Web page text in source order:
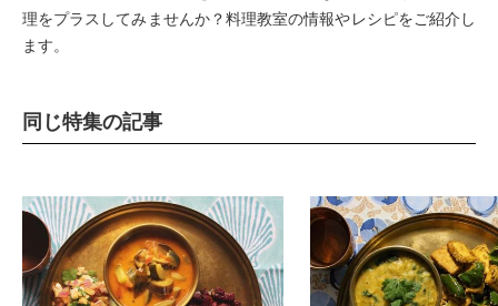
理をプラスしてみませんか？料理教室の情報やレシピをご紹介し
ます。
同じ特集の記事